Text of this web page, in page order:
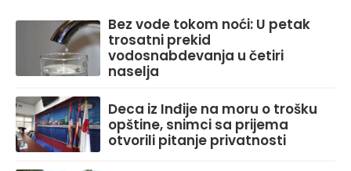
Bez vode tokom noći: U petak
trosatni prekid
vodosnabdevanja u četiri
naselja
Deca iz Inđije na moru o trošku
opštine, snimci sa prijema
otvorili pitanje privatnosti